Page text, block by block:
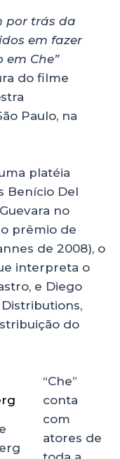
por trás da
em fazer
Che”
do filme
Paulo, na
platéia
Benício Del
no
prêmio de
de 2008), o
interpreta o
e Diego
do
“Che”
conta
com
atores de